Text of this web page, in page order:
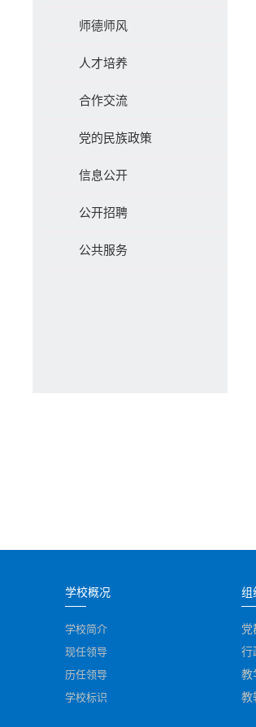
师德师风
人才培养
合作交流
党的民族政策
信息公开
公开招聘
公共服务
学校概况
学校简介
现任领导
历任领导
学校标识
组
党
行
教
教